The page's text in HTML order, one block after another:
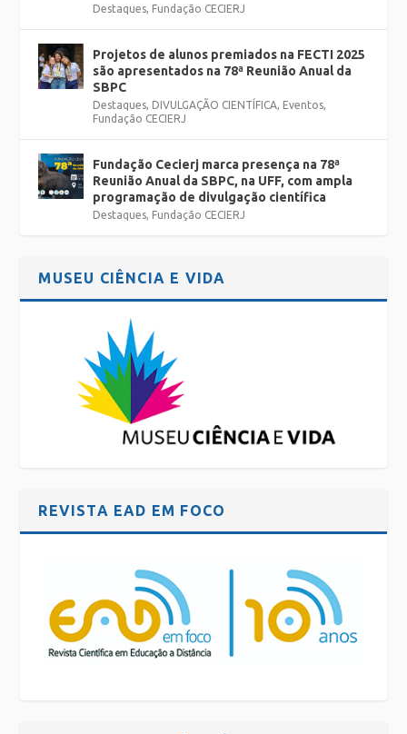
Destaques, Fundação CECIERJ
Projetos de alunos premiados na FECTI 2025
são apresentados na 78ª Reunião Anual da
SBPC
Destaques, DIVULGAÇÃO CIENTÍFICA, Eventos,
Fundação CECIERJ
Fundação Cecierj marca presença na 78ª
Reunião Anual da SBPC, na UFF, com ampla
programação de divulgação científica
Destaques, Fundação CECIERJ
MUSEU CIÊNCIA E VIDA
REVISTA EAD EM FOCO